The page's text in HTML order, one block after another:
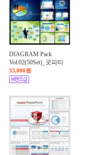
DIAGRAM Pack
Vol.02(50Set)_굿피티
33,000원